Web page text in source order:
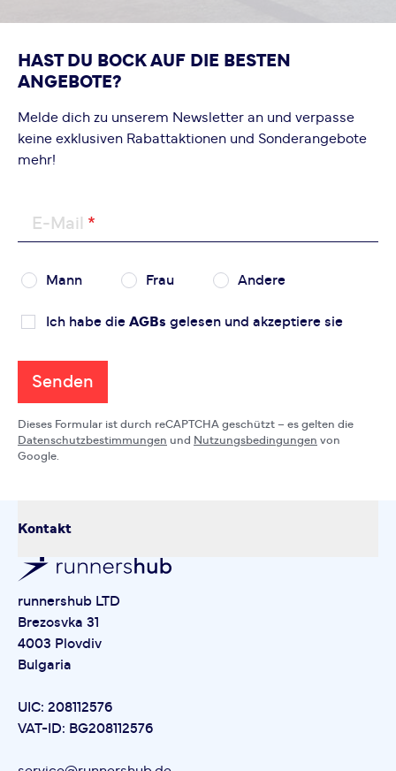
HAST DU BOCK AUF DIE BESTEN
ANGEBOTE?
Melde dich zu unserem Newsletter an und verpasse
keine exklusiven Rabattaktionen und Sonderangebote
mehr!
E-Mail
Mann Frau Andere
Ich habe die AGBs gelesen und akzeptiere sie
Senden
Dieses Formular ist durch reCAPTCHA geschützt – es gelten die
Datenschutzbestimmungen und Nutzungsbedingungen von
Google.
Kontakt
runnershub LTD
Brezosvka 31
4003 Plovdiv
Bulgaria
UIC: 208112576
VAT-ID: BG208112576